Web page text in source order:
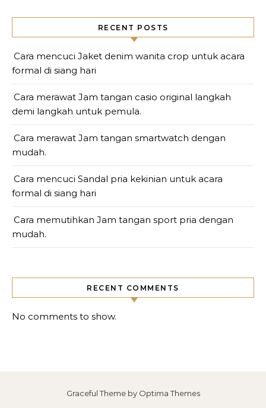
RECENT POSTS
Cara mencuci Jaket denim wanita crop untuk acara
formal di siang hari
Cara merawat Jam tangan casio original langkah
demi langkah untuk pemula.
Cara merawat Jam tangan smartwatch dengan
mudah.
Cara mencuci Sandal pria kekinian untuk acara
formal di siang hari
Cara memutihkan Jam tangan sport pria dengan
mudah.
RECENT COMMENTS
No comments to show.
Graceful Theme by Optima Themes